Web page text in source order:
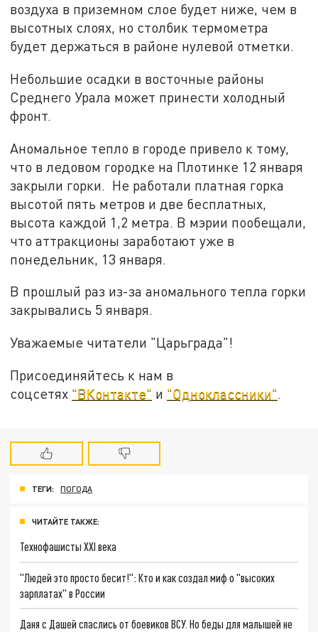
воздуха в приземном слое будет ниже, чем в
высотных слоях, но столбик термометра
будет держаться в районе нулевой отметки.
Небольшие осадки в восточные районы
Среднего Урала может принести холодный
фронт.
Аномальное тепло в городе привело к тому,
что в ледовом городке на Плотинке 12 января
закрыли горки. Не работали платная горка
высотой пять метров и две бесплатных,
высота каждой 1,2 метра. В мэрии пообещали,
что аттракционы заработают уже в
понедельник, 13 января.
В прошлый раз из-за аномального тепла горки
закрывались 5 января.
Уважаемые читатели "Царьграда"!
Присоединяйтесь к нам в
соцсетях "ВКонтакте" и "Одноклассники"
ТЕГИ: ПОГОДА
ЧИТАЙТЕ ТАКЖЕ:
Технофашисты XXI века
"Людей это просто бесит!": Кто и как создал миф о "высоких
зарплатах" в России
Даня с Дашей спаслись от боевиков ВСУ. Но беды для малышей не